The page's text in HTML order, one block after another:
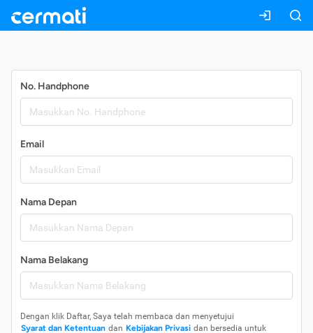
No. Handphone
Email
Nama Depan
Nama Belakang
Dengan klik Daftar, Saya telah membaca dan menyetujui
Syarat dan Ketentuan dan Kebijakan Privasi dan bersedia untuk